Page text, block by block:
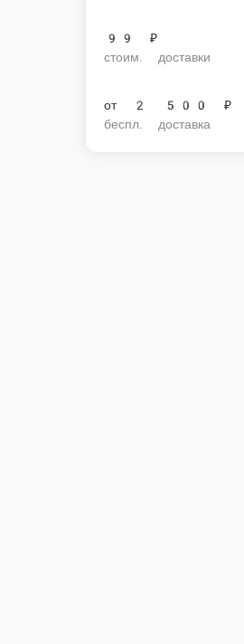
99 ₽
стоим. доставки
от 2 500 ₽
беспл. доставка